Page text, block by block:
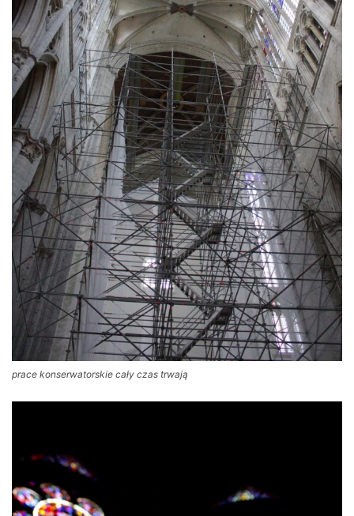
prace konserwatorskie cały czas trwają